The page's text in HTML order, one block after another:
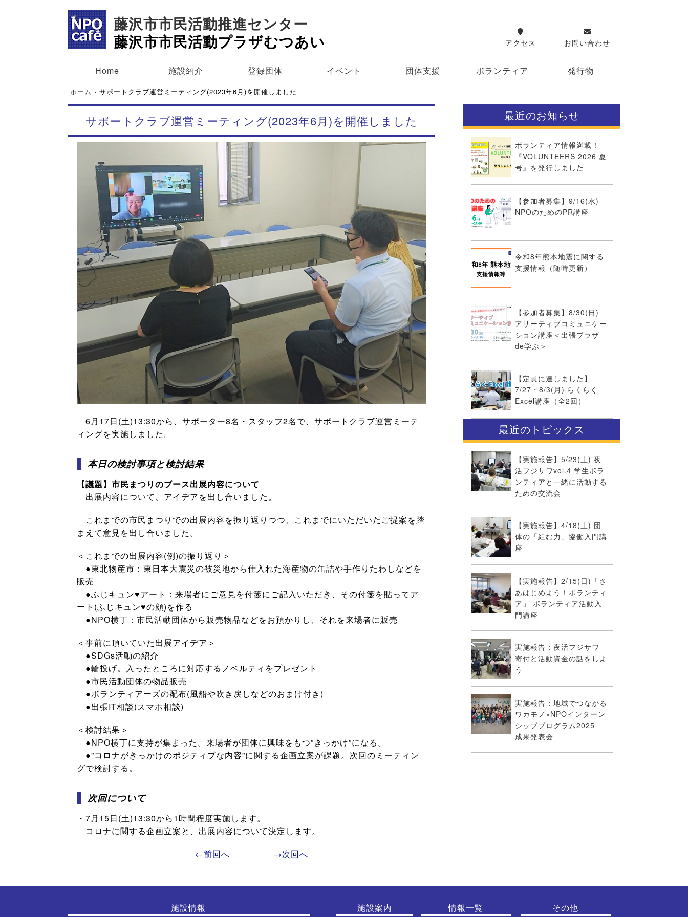
藤沢市市民活動推進センター
藤沢市市民活動プラザむつあい
アクセス お問い合わせ
Home 施設紹介 登録団体 イベント 団体支援 ボランティア 発行物
ホーム › サポートクラブ運営ミーティング(2023年6月)を開催しました
サポートクラブ運営ミーティング(2023年6月)を開催しました
6月17日(土)13:30から、サポーター8名・スタッフ2名で、サポートクラブ運営ミーテ
ィングを実施しました。
本日の検討事項と検討結果
【議題】市民まつりのブース出展内容について
出展内容について、アイデアを出し合いました。
これまでの市民まつりでの出展内容を振り返りつつ、これまでにいただいたご提案を踏
まえて意見を出し合いました。
＜これまでの出展内容(例)の振り返り＞
●東北物産市：東日本大震災の被災地から仕入れた海産物の缶詰や手作りたわしなどを
販売
●ふじキュン♥アート：来場者にご意見を付箋にご記入いただき、その付箋を貼ってア
ート(ふじキュン♥の顔)を作る
●NPO横丁：市民活動団体から販売物品などをお預かりし、それを来場者に販売
＜事前に頂いていた出展アイデア＞
●SDGs活動の紹介
●輪投げ。入ったところに対応するノベルティをプレゼント
●市民活動団体の物品販売
●ボランティアーズの配布(風船や吹き戻しなどのおまけ付き)
●出張IT相談(スマホ相談)
＜検討結果＞
●NPO横丁に支持が集まった。来場者が団体に興味をもつ”きっかけ”になる。
●”コロナがきっかけのポジティブな内容”に関する企画立案が課題。次回のミーティン
グで検討する。
次回について
・7月15日(土)13:30から1時間程度実施します。
コロナに関する企画立案と、出展内容について決定します。
←前回へ
→次回へ
最近のお知らせ
ボランティア情報満載！
『VOLUNTEERS 2026 夏
号』を発行しました
【参加者募集】9/16(水)
NPOのためのPR講座
令和8年熊本地震に関する
支援情報（随時更新）
【参加者募集】8/30(日)
アサーティブコミュニケー
ション講座＜出張プラザ
de学ぶ＞
【定員に達しました】
7/27・8/3(月) らくらく
Excel講座（全2回）
最近のトピックス
【実施報告】5/23(土) 夜
活フジサワvol.4 学生ボラ
ンティアと一緒に活動する
ための交流会
【実施報告】4/18(土) 団
体の「組む力」協働入門講
座
【実施報告】2/15(日)「さ
あはじめよう！ボランティ
ア」 ボランティア活動入
門講座
実施報告：夜活フジサワ
寄付と活動資金の話をしよ
う
実施報告：地域でつながる
ワカモノ×NPOインターン
シッププログラム2025
成果発表会
施設情報 施設案内 情報一覧 その他